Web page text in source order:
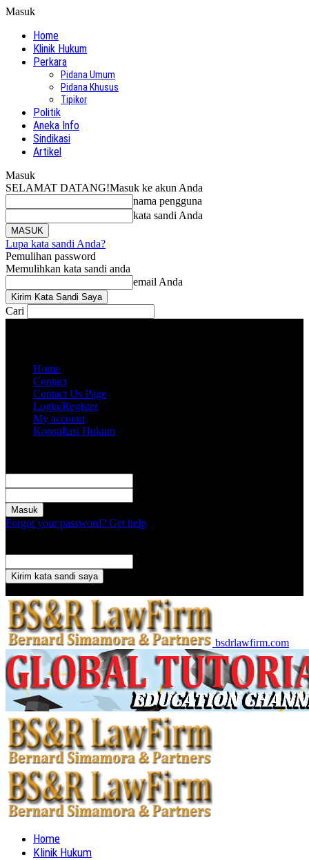
Masuk
Home
Klinik Hukum
Perkara
Pidana Umum
Pidana Khusus
Tipikor
Politik
Aneka Info
Sindikasi
Artikel
Masuk
SELAMAT DATANG!Masuk ke akun Anda
nama pengguna
kata sandi Anda
Lupa kata sandi Anda?
Pemulihan password
Memulihkan kata sandi anda
email Anda
Cari
Home
Contact
Contact Us Page
Login/Register
My account
Konsultasi Hukum
Forgot your password? Get help
bsdrlawfirm.com
Home
Klinik Hukum